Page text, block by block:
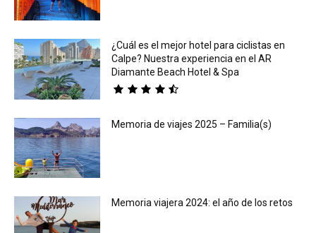
¿Cuál es el mejor hotel para ciclistas en
Calpe? Nuestra experiencia en el AR
Diamante Beach Hotel & Spa
Memoria de viajes 2025 – Familia(s)
Memoria viajera 2024: el año de los retos